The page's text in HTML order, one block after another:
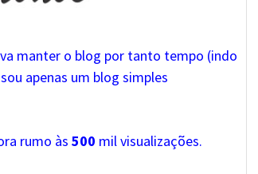
manter o blog por tanto tempo (indo
apenas um blog simples
rumo às 500 mil visualizações.